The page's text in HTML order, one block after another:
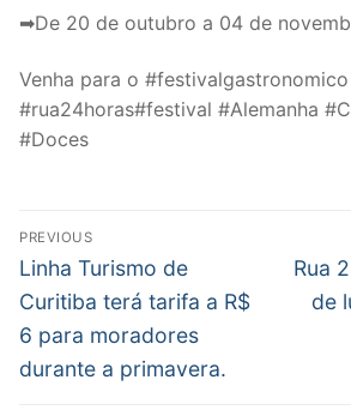
➡De 20 de outubro a 04 de
Venha para o #festivalgastronomico
#rua24horas#festival #Alemanha
#Doces
Post
navigation
PREVIOUS
Previous
post:
Linha Turismo de
Curitiba terá tarifa a R$
6 para moradores
durante a primavera.
Next
post:
Rua
de